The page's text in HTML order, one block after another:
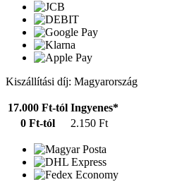
Kiszállítási díj: Magyarország
17.000 Ft-tól Ingyenes*
0 Ft-tól
2.150 Ft